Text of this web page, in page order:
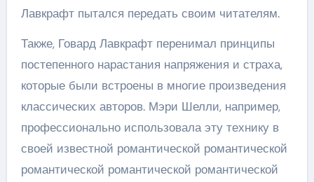
Лавкрафт пытался передать своим читателям.
Также, Говард Лавкрафт перенимал принципы
постепенного нарастания напряжения и страха,
которые были встроены в многие произведения
классических авторов. Мэри Шелли, например,
профессионально использовала эту технику в
своей известной романтической романтической
романтической романтической романтической